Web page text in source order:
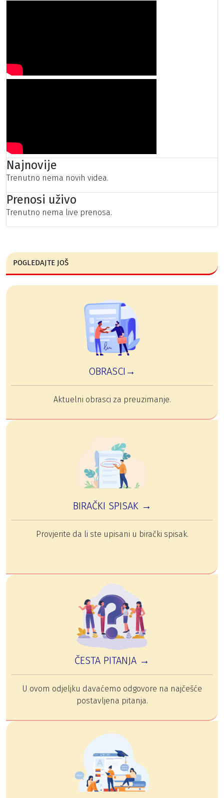
Najnovije
Trenutno nema novih videa.
Prenosi uživo
Trenutno nema live prenosa.
POGLEDAJTE JOŠ
OBRASCI→
Aktuelni obrasci za preuzimanje.
BIRAČKI SPISAK →
Provjerite da li ste upisani u birački spisak.
ČESTA PITANJA →
U ovom odjeljku davaćemo odgovore na najčešće
postavljena pitanja.